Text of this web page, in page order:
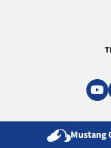
Mustang